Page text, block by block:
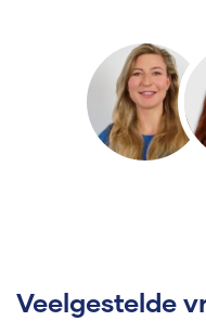
Veelgestelde